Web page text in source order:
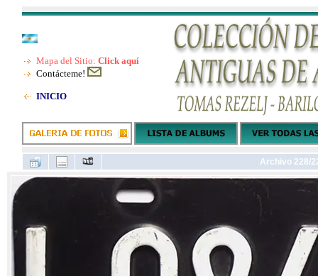
Mapa del Sitio: Click aquí
Contácteme!
INICIO
Archivo 228/